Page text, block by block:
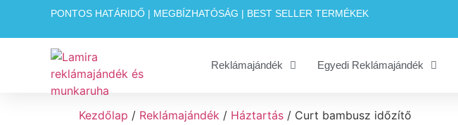
PONTOS HATÁRIDŐ | MEGBÍZHATÓSÁG | BEST SELLER TERMÉKEK
Reklámajándék Egyedi Reklámajándék
Kezdőlap / Reklámajándék / Háztartás / Curt bambusz időzítő